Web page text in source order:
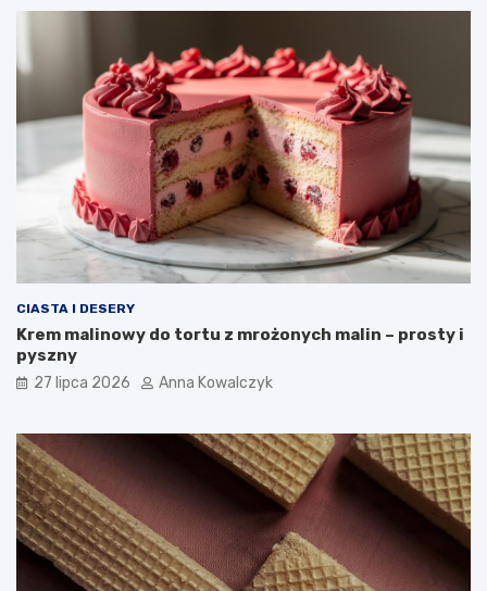
CIASTA I DESERY
Krem malinowy do tortu z mrożonych malin – prosty i
pyszny
27 lipca 2026 Anna Kowalczyk